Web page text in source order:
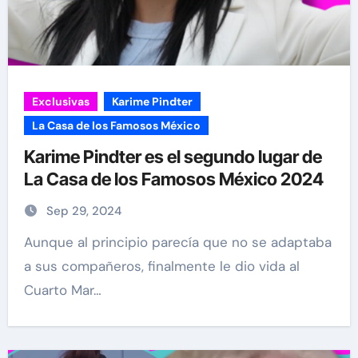
Exclusivas
Karime Pindter
La Casa de los Famosos México
Karime Pindter es el segundo lugar de
La Casa de los Famosos México 2024
Sep 29, 2024
Aunque al principio parecía que no se adaptaba
a sus compañeros, finalmente le dio vida al
Cuarto Mar…